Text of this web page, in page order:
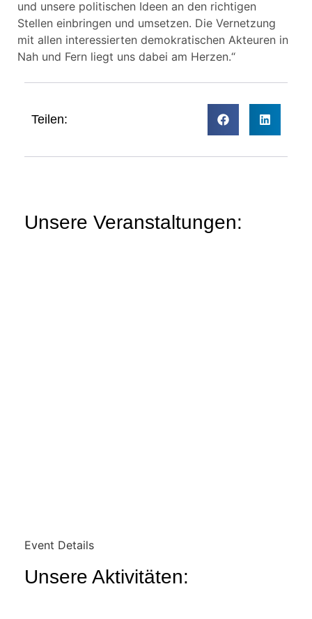
und unsere politischen Ideen an den richtigen
Stellen einbringen und umsetzen. Die Vernetzung
mit allen interessierten demokratischen Akteuren in
Nah und Fern liegt uns dabei am Herzen.“
Teilen:
Unsere Veranstaltungen:
Event Details
Unsere Aktivitäten: